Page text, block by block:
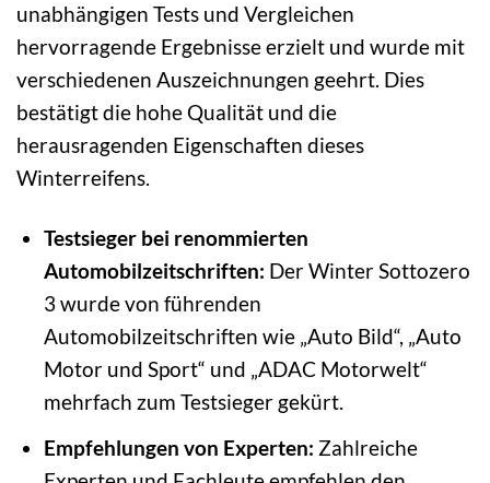
unabhängigen Tests und Vergleichen
hervorragende Ergebnisse erzielt und wurde mit
verschiedenen Auszeichnungen geehrt. Dies
bestätigt die hohe Qualität und die
herausragenden Eigenschaften dieses
Winterreifens.
Testsieger bei renommierten
Automobilzeitschriften: Der Winter Sottozero
3 wurde von führenden
Automobilzeitschriften wie „Auto Bild“, „Auto
Motor und Sport“ und „ADAC Motorwelt“
mehrfach zum Testsieger gekürt.
Empfehlungen von Experten: Zahlreiche